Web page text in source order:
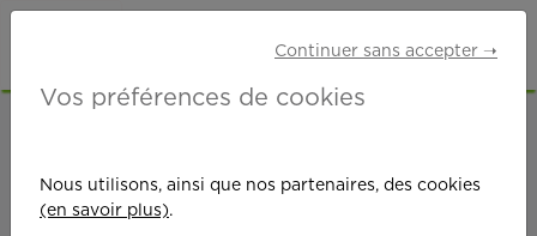
Continuer sans accepter ➝
Vos préférences de cookies
Nous utilisons, ainsi que nos partenaires, des cookies
(en savoir plus).